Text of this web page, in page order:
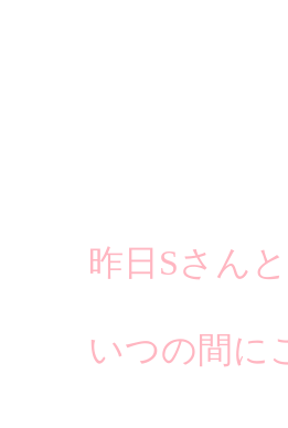
昨日Sさんと
いつの間に